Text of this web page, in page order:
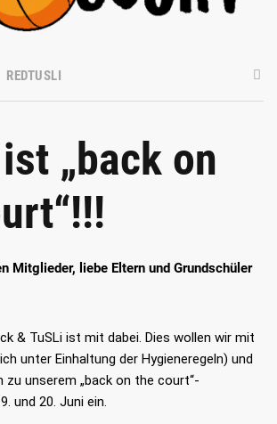
REDTUSLI
„back on
Mitglieder, liebe Eltern und Grundschüler
& TuSLi ist mit dabei. Dies wollen wir mit
unter Einhaltung der Hygieneregeln) und
zu unserem „back on the court“-
und 20. Juni ein.